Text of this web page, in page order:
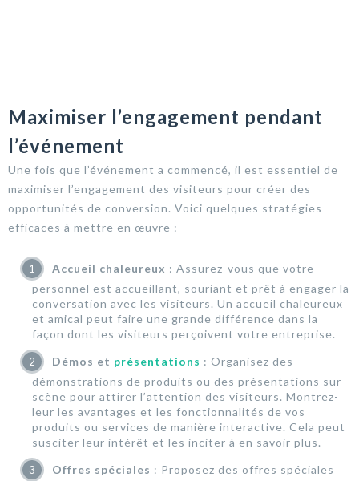
Maximiser l’engagement pendant
l’événement
Une fois que l’événement a commencé, il est essentiel de
maximiser l’engagement des visiteurs pour créer des
opportunités de conversion. Voici quelques stratégies
efficaces à mettre en œuvre :
Accueil chaleureux : Assurez-vous que votre
personnel est accueillant, souriant et prêt à engager la
conversation avec les visiteurs. Un accueil chaleureux
et amical peut faire une grande différence dans la
façon dont les visiteurs perçoivent votre entreprise.
Démos et présentations : Organisez des
démonstrations de produits ou des présentations sur
scène pour attirer l’attention des visiteurs. Montrez-
leur les avantages et les fonctionnalités de vos
produits ou services de manière interactive. Cela peut
susciter leur intérêt et les inciter à en savoir plus.
Offres spéciales : Proposez des offres spéciales